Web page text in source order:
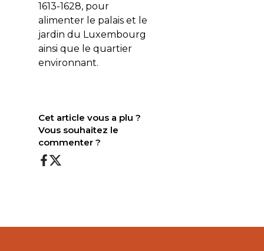
1613-1628, pour
alimenter le palais et le
jardin du Luxembourg
ainsi que le quartier
environnant.
Cet article vous a plu ?
Vous souhaitez le
commenter ?